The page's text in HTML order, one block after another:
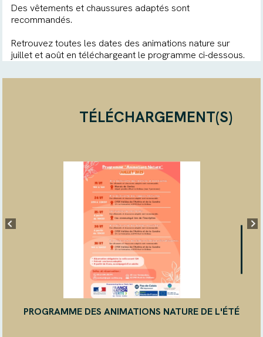
Des vêtements et chaussures adaptés sont
recommandés.
Retrouvez toutes les dates des animations nature sur
juillet et août en téléchargeant le programme ci-dessous.
TÉLÉCHARGEMENT(S)
PROGRAMME DES ANIMATIONS NATURE DE L'ÉTÉ